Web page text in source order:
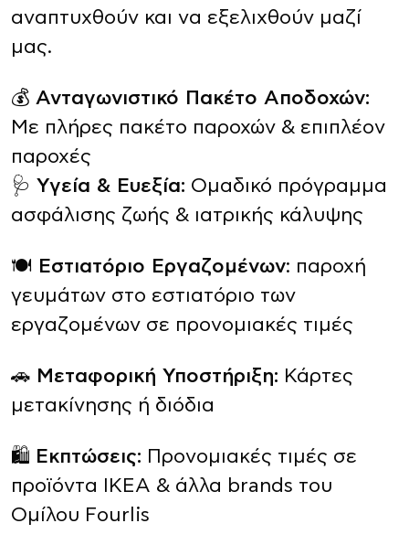
αναπτυχθούν και να εξελιχθούν μαζί
μας.
💰 Ανταγωνιστικό Πακέτο Αποδοχών:
Με πλήρες πακέτο παροχών & επιπλέον
παροχές
🩺 Υγεία & Ευεξία: Ομαδικό πρόγραμμα
ασφάλισης ζωής & ιατρικής κάλυψης
🍽️ Εστιατόριο Εργαζομένων: παροχή
γευμάτων στο εστιατόριο των
εργαζομένων σε προνομιακές τιμές
🚗 Μεταφορική Υποστήριξη: Κάρτες
μετακίνησης ή διόδια
🛍️ Εκπτώσεις: Προνομιακές τιμές σε
προϊόντα ΙΚΕΑ & άλλα brands του
Ομίλου Fourlis